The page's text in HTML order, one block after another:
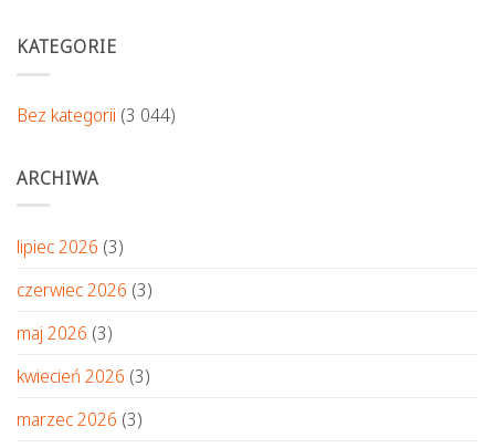
KATEGORIE
Bez kategorii (3 044)
ARCHIWA
lipiec 2026 (3)
czerwiec 2026 (3)
maj 2026 (3)
kwiecień 2026 (3)
marzec 2026 (3)